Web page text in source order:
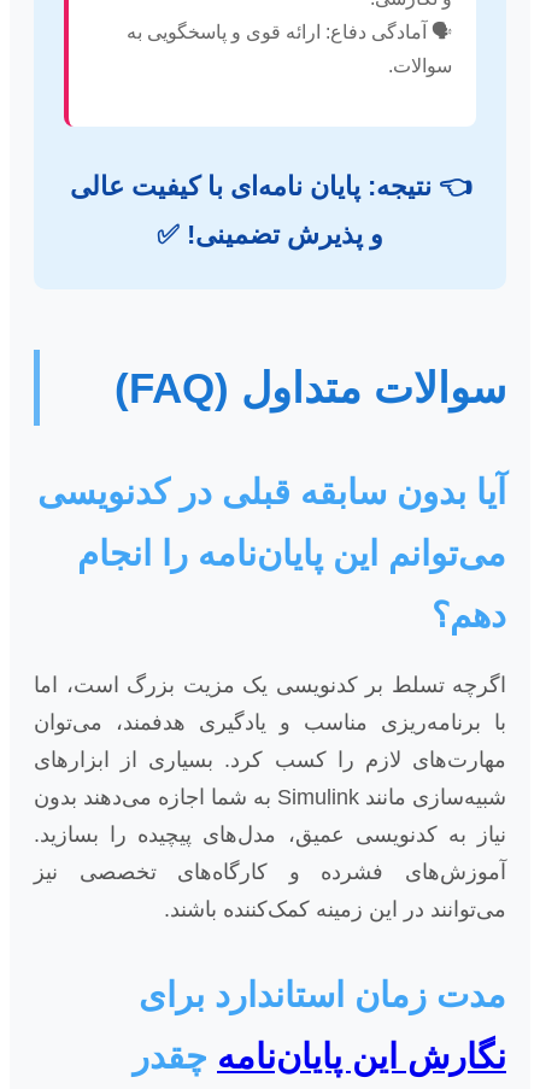
🗣️ آمادگی دفاع: ارائه قوی و پاسخگویی به
سوالات.
👈 نتیجه: پایان نامه‌ای با کیفیت عالی
و پذیرش تضمینی! ✅
سوالات متداول (FAQ)
آیا بدون سابقه قبلی در کدنویسی
می‌توانم این پایان‌نامه را انجام
دهم؟
اگرچه تسلط بر کدنویسی یک مزیت بزرگ است، اما
با برنامه‌ریزی مناسب و یادگیری هدفمند، می‌توان
مهارت‌های لازم را کسب کرد. بسیاری از ابزارهای
شبیه‌سازی مانند Simulink به شما اجازه می‌دهند بدون
نیاز به کدنویسی عمیق، مدل‌های پیچیده را بسازید.
آموزش‌های فشرده و کارگاه‌های تخصصی نیز
می‌توانند در این زمینه کمک‌کننده باشند.
مدت زمان استاندارد برای
نگارش این پایان‌نامه چقدر